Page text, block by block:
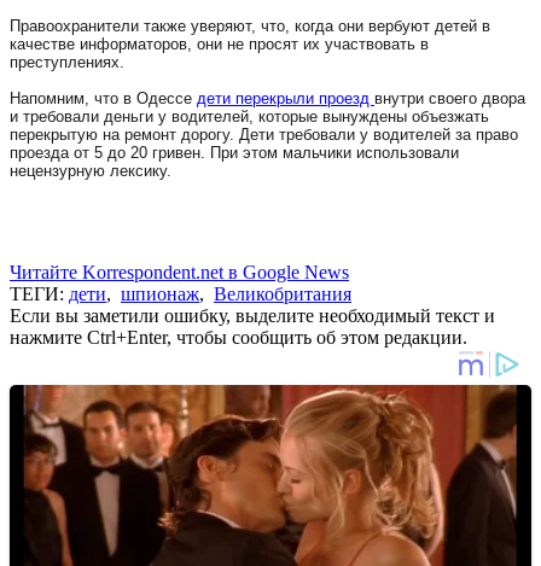
Правоохранители также уверяют, что, когда они вербуют детей в
качестве информаторов, они не просят их участвовать в
преступлениях.
Напомним, что в Одессе дети перекрыли проезд внутри своего двора
и требовали деньги у водителей, которые вынуждены объезжать
перекрытую на ремонт дорогу. Дети требовали у водителей за право
проезда от 5 до 20 гривен. При этом мальчики использовали
нецензурную лексику.
Читайте Korrespondent.net в Google News
ТЕГИ: дети, шпионаж, Великобритания
Если вы заметили ошибку, выделите необходимый текст и
нажмите Ctrl+Enter, чтобы сообщить об этом редакции.